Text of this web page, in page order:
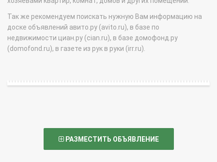
Так же рекомендуем поискать нужную Вам информацию на
доске объявлений авито.ру (avito.ru), в базе по
недвижимости циан.ру (cian.ru), в базе домофонд.ру
(domofond.ru), в газете из рук в руки (irr.ru).
РАЗМЕСТИТЬ ОБЪЯВЛЕНИЕ